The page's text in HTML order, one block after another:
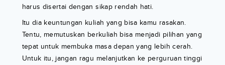
harus disertai dengan sikap rendah hati.
Itu dia keuntungan kuliah yang bisa kamu rasakan.
Tentu, memutuskan berkuliah bisa menjadi pilihan yang
tepat untuk membuka masa depan yang lebih cerah.
Untuk itu, jangan ragu melanjutkan ke perguruan tinggi